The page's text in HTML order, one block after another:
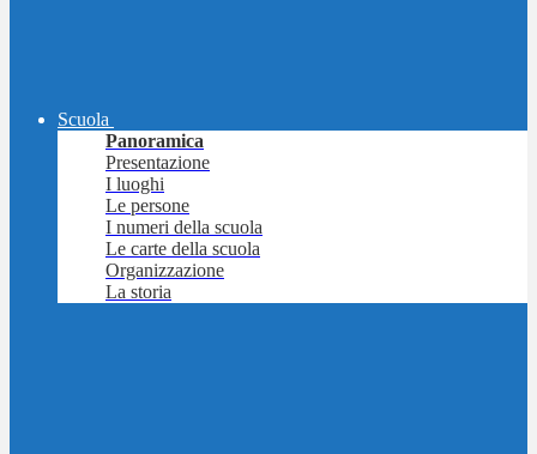
Scuola
Panoramica
Presentazione
I luoghi
Le persone
I numeri della scuola
Le carte della scuola
Organizzazione
La storia